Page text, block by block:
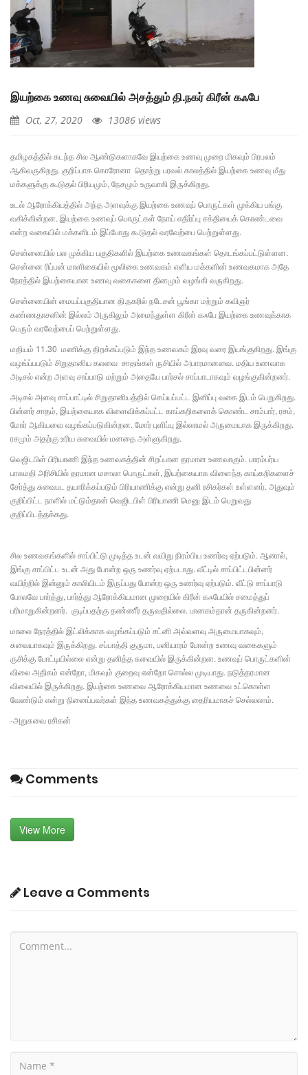
இயற்கை உணவு சுவையில் அசத்தும் தி.நகர் கிரீன் கஃபே
Oct, 27, 2020 13086 views
தமிழகத்தில் கடந்த சில ஆண்டுகளாகவே இயற்கை உணவு முறை மிகவும் பிரபலம்
ஆகிவருகிறது. குறிப்பாக கொரோனா தொற்று பரவல் காலத்தில் இயற்கை உணவு மீது
மக்களுக்கு கூடுதல் பிரியமும், நேசமும் உருவாகி இருக்கிறது.
உடல் ஆரோக்கியத்தில் அந்த அளவுக்கு இயற்கை உணவுப் பொருட்கள் முக்கிய பங்கு
வகிக்கின்றன. இயற்கை உணவுப் பொருட்கள் நோய் எதிர்ப்பு சக்தியைக் கொண்டவை
என்ற வகையில் மக்களிடம் இப்போது கூடுதல் வரவேற்பை பெற்றுள்ளது.
சென்னையில் பல முக்கிய பகுதிகளில் இயற்கை உணவகங்கள் தொடங்கப்பட்டுள்ளன.
சென்னை ரிப்பன் மாளிகையில் மூலிகை உணவகம் எளிய மக்களின் உணவகமாக அதே
நேரத்தில் இயற்கையான உணவு வகைகளை தினமும் வழங்கி வருகிறது.
சென்னையின் மையப்பகுதியான தி.நகரில் நடேசன் பூங்கா மற்றும் கவிஞர்
கண்ணதாசனின் இல்லம் அருகிலும் அமைந்துள்ள கிரீன் கஃபே இயற்கை உணவுக்காக
பெரும் வரவேற்பைப் பெற்றுள்ளது.
மதியம் 11.30 மணிக்கு திறக்கப்படும் இந்த உணவகம் இரவு வரை இயங்குகிறது. இங்கு
வழங்ப்பபடும் சிறுதானிய கலவை சாதங்கள் ருசியில் அபாரமானவை. மதிய உணவாக
அடிசல் என்ற அளவு சாப்பாடு மற்றும் அதையே பார்சல் சாப்பாடாகவும் வழங்குகின்றனர்.
அடிசல் அளவு சாப்பாட்டில் சிறுதானியத்தில் செய்யப்பட்ட இனிப்பு வகை இடம் பெறுகிறது.
பின்னர் சாதம், இயற்கையாக விளைவிக்கப்பட்ட காய்கறிகளைக் கொண்ட சாம்பார், ரசம்,
மோர் ஆகியவை வழங்கப்படுகின்றன. மோர் புளிப்பு இல்லாமல் அருமையாக இருக்கிறது.
ரசமும் அதற்கு உரிய சுவையில் மனதை அள்ளுகிறது.
வெஜிடபிள் பிரியாணி இந்த உணவகத்தின் சிறப்பான தரமான உணவாகும். பாரம்பர்ய
பாசுமதி அரிசியில் தரமான மசாலா பொருட்கள், இயற்கையாக விளைந்த காய்கறிகளைச்
சேர்த்து சுவைபட தயாரிக்கப்படும் பிரியாணிக்கு என்று தனி ரசிகர்கள் உள்ளனர். அதுவும்
குறிப்பிட்ட நாளில் மட்டும்தான் வெஜிடபிள் பிரியாணி மெனு இடம் பெறுவது
குறிப்பிடத்தக்கது.
சில உணவகங்களில் சாப்பிட்டு முடித்த உடன் வயிறு நிரம்பிய உணர்வு ஏற்படும். ஆனால்,
இங்கு சாப்பிட்ட உடன் அது போன்ற ஒரு உணர்வு ஏற்படாது. வீட்டில் சாப்பிட்டபின்னர்
வயிற்றில் இன்னும் காலியிடம் இருப்பது போன்ற ஒரு உணர்வு ஏற்படும். வீட்டு சாப்பாடு
போலவே பார்த்து, பார்த்து ஆரோக்கியமான முறையில் கிரீன் கஃபேயில் சமைத்துப்
பரிமாறுகின்றனர். குடிப்பதற்கு தண்ணீர் தருவதில்லை. பானகம்தான் தருகின்றனர்.
மாலை நேரத்தில் இட்லிக்காக வழங்கப்படும் சட்னி அவ்வளவு அருமையாகவும்,
சுவையாகவும் இருக்கிறது. சப்பாத்தி குருமா, பனியாரம் போன்ற உணவு வகைகளும்
ருசிக்கு போட்டியில்லை என்று தனித்த சுவையில் இருக்கின்றன. உணவுப் பொருட்களின்
விலை அதிகம் என்றோ, மிகவும் குறைவு என்றோ சொல்ல முடியாது. நடுத்தரமான
விலையில் இருக்கிறது. இயற்கை உணவை ஆரோக்கியமான உணவை உட்கொள்ள
வேண்டும் என்று நினைப்பவர்கள் இந்த உணவகத்துக்கு தைரியமாகச் செல்லலாம்.
-அறுசுவை ரசிகன்
Comments
View More
Leave a Comments